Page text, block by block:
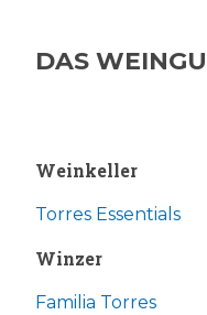
DAS
Weinkeller
Torres Essentials
Winzer
Familia Torres